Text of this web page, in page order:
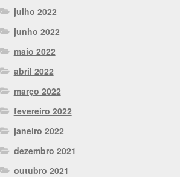
julho 2022
junho 2022
maio 2022
abril 2022
março 2022
fevereiro 2022
janeiro 2022
dezembro 2021
outubro 2021